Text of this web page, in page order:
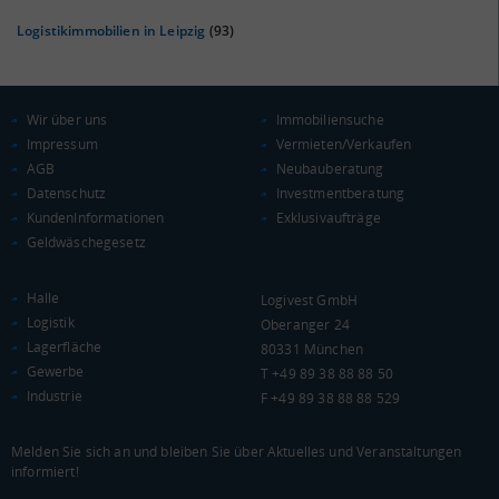
KAUFKRAFT
Euro pro Kopf
(Landkreis / Kreisfreie Stadt)
KAUFKRAFT - EURO PRO KOPF
Bundesland
Logistikimmobilien in Leipzig (93)
Wir über uns
Impressum
AGB
Datenschutz
KundenInformationen
Geldwäschegesetz
Immobiliensuche
Vermieten/Verkaufen
Neubauberatung
Investmentberatung
Exklusivaufträge
Halle
Logistik
Lagerfläche
Gewerbe
Industrie
Logivest GmbH
Oberanger 24
80331 München
T +49 89 38 88 88 50
F +49 89 38 88 88 529
Melden Sie sich an und bleiben Sie über Aktuelles und Veranstaltungen
informiert!